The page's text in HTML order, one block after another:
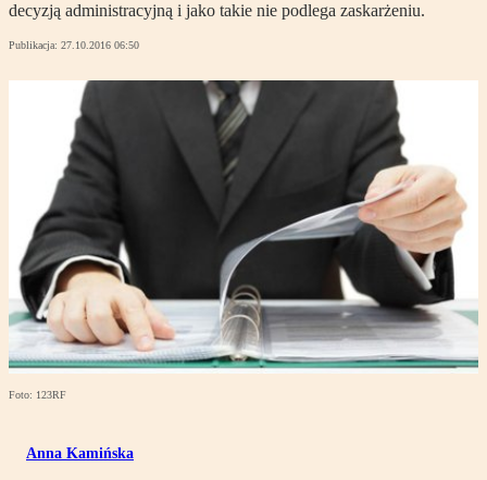
decyzją administracyjną i jako takie nie podlega zaskarżeniu.
Publikacja: 27.10.2016 06:50
Foto: 123RF
Anna Kamińska